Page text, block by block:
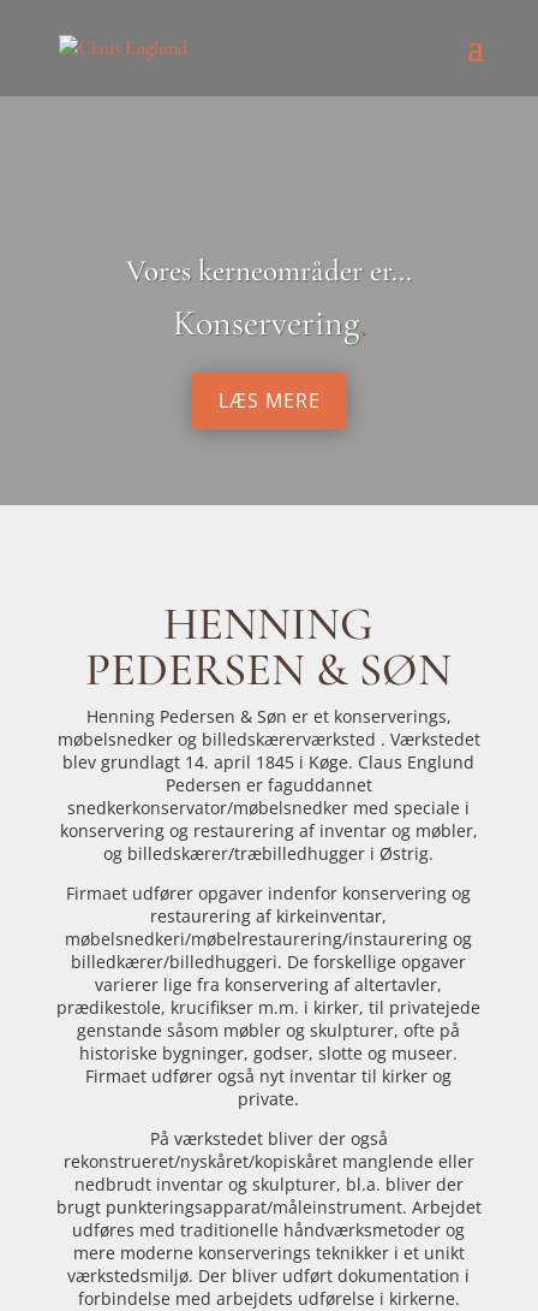
Vores kerneområder er...
Konservering.
LÆS MERE
HENNING
PEDERSEN & SØN
Henning Pedersen & Søn er et konserverings,
møbelsnedker og billedskærerværksted . Værkstedet
blev grundlagt 14. april 1845 i Køge. Claus Englund
Pedersen er faguddannet
snedkerkonservator/møbelsnedker med speciale i
konservering og restaurering af inventar og møbler,
og billedskærer/træbilledhugger i Østrig.
Firmaet udfører opgaver indenfor konservering og
restaurering af kirkeinventar,
møbelsnedkeri/møbelrestaurering/instaurering og
billedkærer/billedhuggeri. De forskellige opgaver
varierer lige fra konservering af altertavler,
prædikestole, krucifikser m.m. i kirker, til privatejede
genstande såsom møbler og skulpturer, ofte på
historiske bygninger, godser, slotte og museer.
Firmaet udfører også nyt inventar til kirker og
private.
På værkstedet bliver der også
rekonstrueret/nyskåret/kopiskåret manglende eller
nedbrudt inventar og skulpturer, bl.a. bliver der
brugt punkteringsapparat/måleinstrument. Arbejdet
udføres med traditionelle håndværksmetoder og
mere moderne konserverings teknikker i et unikt
værkstedsmiljø. Der bliver udført dokumentation i
forbindelse med arbejdets udførelse i kirkerne.